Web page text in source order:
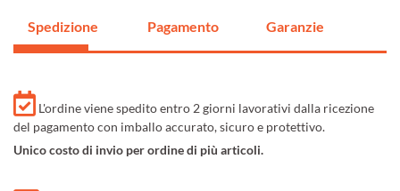
Spedizione Pagamento Garanzie
L'ordine viene spedito entro 2 giorni lavorativi dalla ricezione
del pagamento con imballo accurato, sicuro e protettivo.
Unico costo di invio per ordine di più articoli.